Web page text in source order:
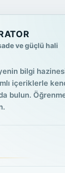
ve güçlü hali
bilgi
içeriklerle
bulun.